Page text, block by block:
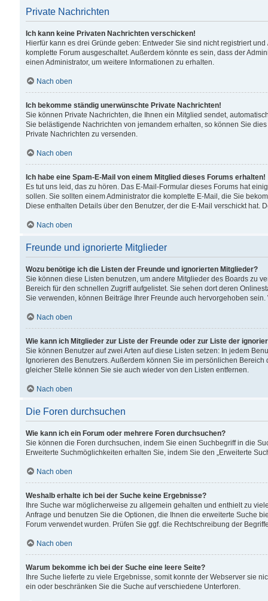
Private Nachrichten
Ich kann keine Privaten Nachrichten verschicken!
Hierfür kann es drei Gründe geben: Entweder Sie sind nicht registriert
komplette Forum ausgeschaltet. Außerdem könnte es sein, dass der
einen Administrator, um weitere Informationen zu erhalten.
Nach oben
Ich bekomme ständig unerwünschte Private Nachrichten!
Sie können Private Nachrichten, die Ihnen ein Mitglied sendet,
Sie belästigende Nachrichten von jemandem erhalten, so können Sie
Private Nachrichten zu versenden.
Nach oben
Ich habe eine Spam-E-Mail von einem Mitglied dieses Forums erhalten!
Es tut uns leid, das zu hören. Das E-Mail-Formular dieses Forums hat
sollen. Sie sollten einem Administrator die komplette E-Mail, die Sie
Diese enthalten Details über den Benutzer, der die E-Mail verschickt hat.
Nach oben
Freunde und ignorierte Mitglieder
Wozu benötige ich die Listen der Freunde und ignorierten Mitglieder?
Sie können diese Listen benutzen, um andere Mitglieder des Boards zu
Bereich für den schnellen Zugriff aufgelistet. Sie sehen dort deren
Sie verwenden, können Beiträge Ihrer Freunde auch hervorgehoben
Nach oben
Wie kann ich Mitglieder zur Liste der Freunde oder zur Liste der
Sie können Benutzer auf zwei Arten auf diese Listen setzen: In jedem
Ignorieren des Benutzers. Außerdem können Sie im persönlichen
gleicher Stelle können Sie sie auch wieder von den Listen entfernen.
Nach oben
Die Foren durchsuchen
Wie kann ich ein Forum oder mehrere Foren durchsuchen?
Sie können die Foren durchsuchen, indem Sie einen Suchbegriff in die
Erweiterte Suchmöglichkeiten erhalten Sie, indem Sie den „Erweiterte
Nach oben
Weshalb erhalte ich bei der Suche keine Ergebnisse?
Ihre Suche war möglicherweise zu allgemein gehalten und enthielt zu
Anfrage und benutzen Sie die Optionen, die Ihnen die erweiterte Suche
Forum verwendet wurden. Prüfen Sie ggf. die Rechtschreibung der
Nach oben
Warum bekomme ich bei der Suche eine leere Seite?
Ihre Suche lieferte zu viele Ergebnisse, somit konnte der Webserver sie
ein oder beschränken Sie die Suche auf verschiedene Unterforen.